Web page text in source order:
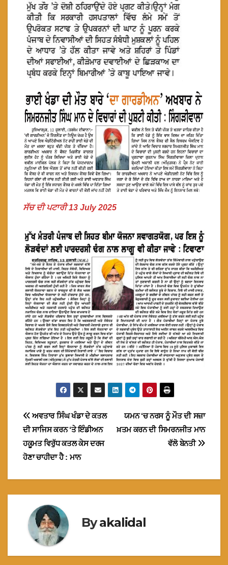
ਸੱਚ ਦੀ ਪਟਾਰੀ 13 July 2025
Post
navigation
ਯਮਨ ‘ਚ ਨਰਸ ਨੂੰ ਮੌਤ ਦੀ ਸਜ਼ਾ
ਖ਼ਤਮ ਕਰਨ ਦੀ ਸਿਮਰਨਜੀਤ ਮਾਨ
ਵੱਲੋ ਬੇਨਤੀ
ਅਵਤਾਰ ਸਿੰਘ ਖੰਡਾ ਦੇ ਕਤਲ
ਦੀ ਸਾਜਿਸ ਕਰਨ ‘ਤੇ ਇੰਡੀਅਨ
ਹਕੂਮਤ ਵਿਰੁੱਧ ਕਤਲ ਕੇਸ ਦਰਜ
ਹੋਣਾ ਚਾਹੀਦਾ ਹੈ : ਮਾਨ
Byakalidal